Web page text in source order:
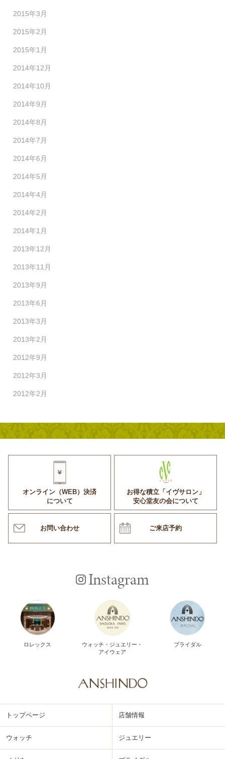
2015年3月
2015年2月
2015年1月
2014年12月
2014年10月
2014年9月
2014年8月
2014年7月
2014年6月
2014年5月
2014年4月
2014年2月
2014年1月
2013年12月
2013年11月
2013年9月
2013年6月
2013年3月
2013年2月
2012年9月
2012年3月
2012年2月
オンライン（WEB）決済
について
お得な積立「イヴサロン」
安心堂友の会について
お問い合わせ ご来店予約
Instagram
ロレックス
ウォッチ・ジュエリー・
アイウェア
ブライダル
トップページ 店舗情報
ウォッチ ジュエリー